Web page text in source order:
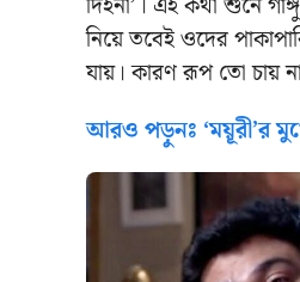
নিয়ে তবেই ওদের
যায়। কারণ রূপ তো চায়
আরও পড়ুনঃ ‘ময়ূরী’র